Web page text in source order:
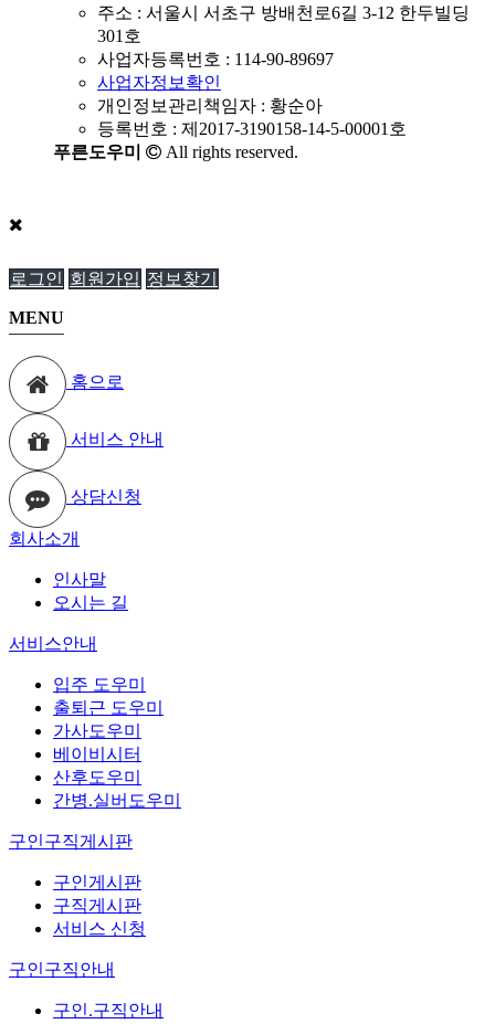
주소 : 서울시 서초구 방배천로6길 3-12 한두빌딩
301호
사업자등록번호 : 114-90-89697
사업자정보확인
개인정보관리책임자 : 황순아
등록번호 : 제2017-3190158-14-5-00001호
푸른도우미
All rights reserved.
로그인 회원가입 정보찾기
MENU
홈으로
서비스 안내
상담신청
회사소개
인사말
오시는 길
서비스안내
입주 도우미
출퇴근 도우미
가사도우미
베이비시터
산후도우미
간병.실버도우미
구인구직게시판
구인게시판
구직게시판
서비스 신청
구인구직안내
구인.구직안내